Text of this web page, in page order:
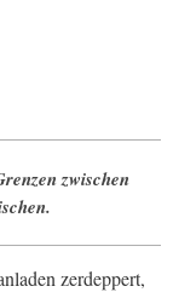
zwischen
zerdeppert,